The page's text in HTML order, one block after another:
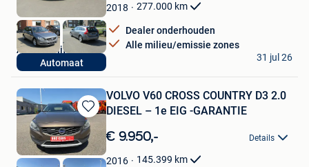
Favorieten
Automaat
2018 277.000 km
Dealer onderhouden
Alle milieu/emissie zones
Autobedrijf BOCA
Waasmunster
31 jul 26
Bewaren
in
Mijn
Favorieten
VOLVO V60 CROSS COUNTRY D3 2.0
DIESEL – 1e EIG -GARANTIE
€ 9.950,- Details
2016 145.399 km